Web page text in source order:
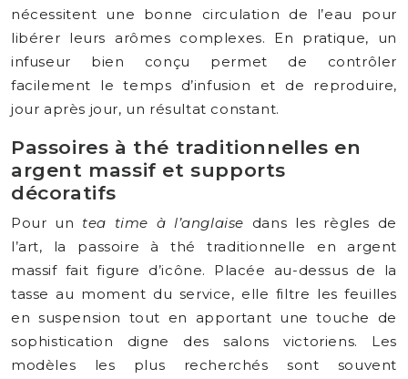
nécessitent une bonne circulation de l’eau pour
libérer leurs arômes complexes. En pratique, un
infuseur bien conçu permet de contrôler
facilement le temps d’infusion et de reproduire,
jour après jour, un résultat constant.
Passoires à thé traditionnelles en
argent massif et supports
décoratifs
Pour un tea time à l’anglaise dans les règles de
l’art, la passoire à thé traditionnelle en argent
massif fait figure d’icône. Placée au-dessus de la
tasse au moment du service, elle filtre les feuilles
en suspension tout en apportant une touche de
sophistication digne des salons victoriens. Les
modèles les plus recherchés sont souvent